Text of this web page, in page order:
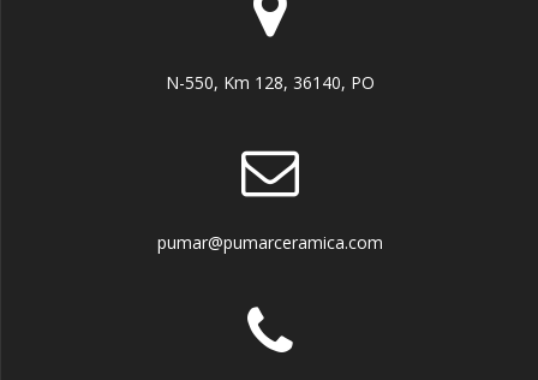
N-550, Km 128, 36140, PO
pumar@pumarceramica.com